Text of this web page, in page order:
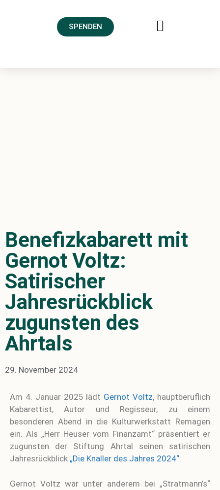
SPENDEN
Benefizkabarett mit
Gernot Voltz:
Satirischer
Jahresrückblick
zugunsten des
Ahrtals
29. November 2024
Am 4. Januar 2025 lädt Gernot Voltz, hauptberuflich
Kabarettist, Autor und Regisseur, zu einem
besonderen Abend in die Kulturwerkstatt Remagen
ein. Als „Herr Heuser vom Finanzamt“ präsentiert er
zugunsten der Stiftung Ahrtal seinen satirischen
Jahresrückblick „Die Knaller des Jahres 2024“.
Gernot Voltz war unter anderem bei „Stratmann’s“